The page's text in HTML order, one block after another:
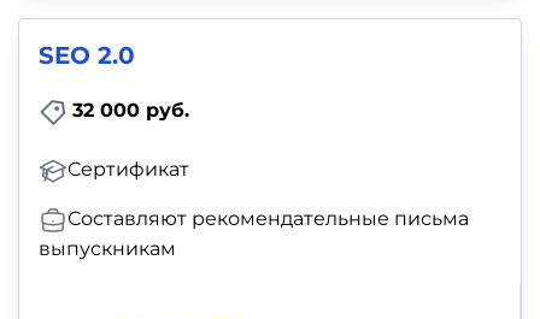
SEO 2.0
32 000 руб.
Сертификат
Составляют рекомендательные письма
выпускникам